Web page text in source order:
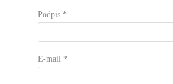
Podpis *
E-mail *